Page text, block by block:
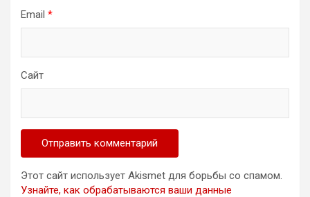
Email *
Сайт
Этот сайт использует Akismet для борьбы со спамом.
Узнайте, как обрабатываются ваши данные